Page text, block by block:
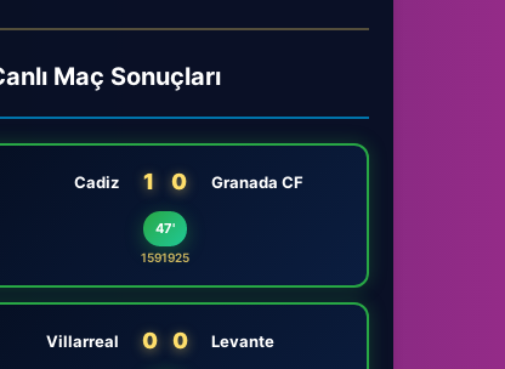
Maç Sonuçları
Cadiz 1 0 Granada CF
47'
1591925
Villarreal 0 0 Levante